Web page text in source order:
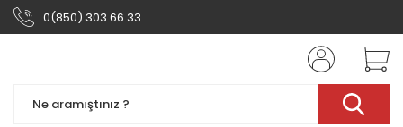
0(850) 303 66 33